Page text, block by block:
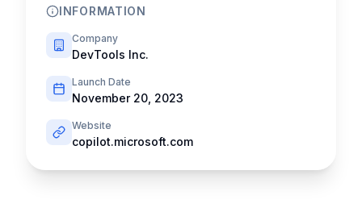
INFORMATION
Company
DevTools Inc.
Launch Date
November 20, 2023
Website
copilot.microsoft.com